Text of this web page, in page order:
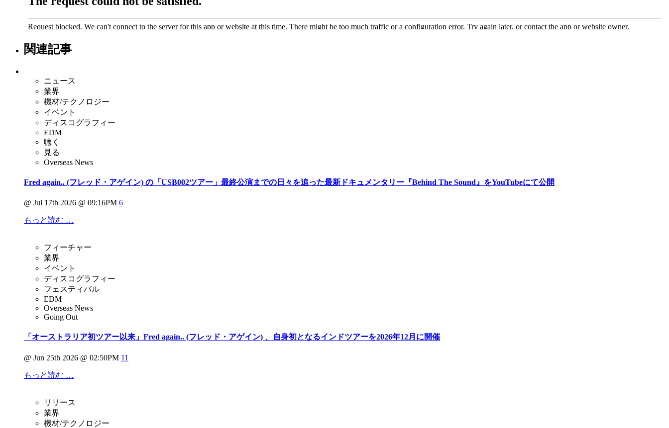
関連記事
ニュース
業界
機材/テクノロジー
イベント
ディスコグラフィー
EDM
聴く
見る
Overseas News
Fred again.. (フレッド・アゲイン) の「USB002ツアー」最終公演までの日々を追った最新ドキュメンタリー『Behind The Sound』をYouTubeにて公開
@ Jul 17th 2026 @ 09:16PM 6
もっと読む …
フィーチャー
業界
イベント
ディスコグラフィー
フェスティバル
EDM
Overseas News
Going Out
「オーストラリア初ツアー以来」Fred again.. (フレッド・アゲイン) 、自身初となるインドツアーを2026年12月に開催
@ Jun 25th 2026 @ 02:50PM 11
もっと読む …
リリース
業界
機材/テクノロジー